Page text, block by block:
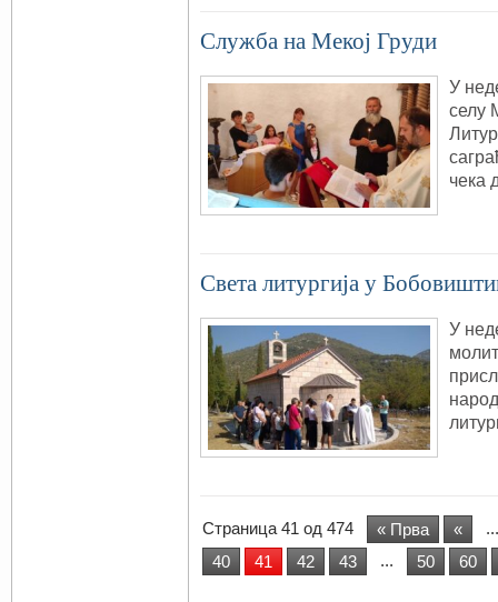
Служба на Мекој Груди
У
селу
чека
Света литургија у
У
Страница 41 од 474 « Прва «
...
40
41 42 43 ... 50 60